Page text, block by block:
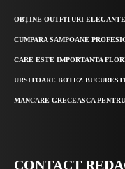
OBȚINE OUTFITURI
CUMPARA SAMPOANE
CARE ESTE IMPORTANTA
URSITOARE BOTEZ
MANCARE GRECEASCA
CONTACT